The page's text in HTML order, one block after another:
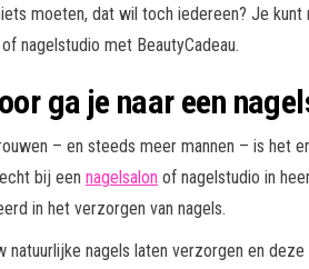
moeten, dat wil toch iedereen? Je
nagelstudio met BeautyCadeau.
ga je naar een
– en steeds meer mannen – is het
bij een nagelsalon of nagelstudio in
in het verzorgen van nagels.
natuurlijke nagels laten verzorgen en